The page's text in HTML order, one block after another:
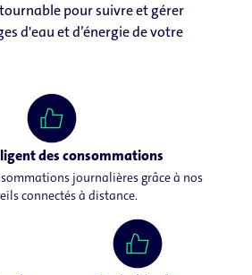
pour suivre et gérer
d'eau et d’énergie de votre
des consommations
journalières grâce à nos
connectés à distance.